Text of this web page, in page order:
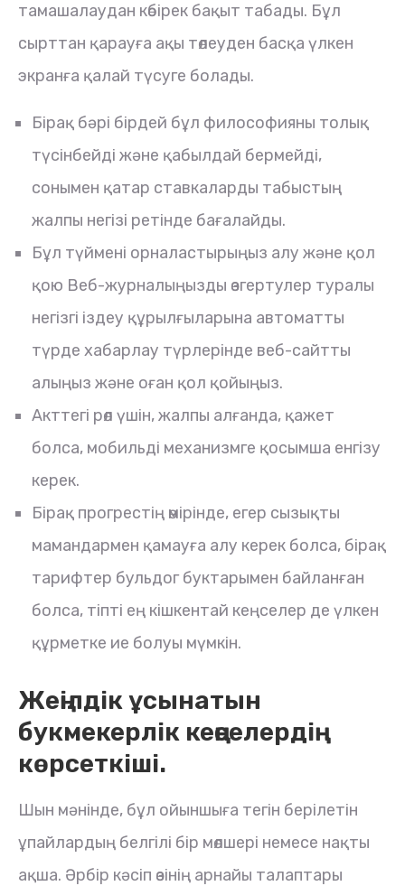
тамашалаудан көбірек бақыт табады. Бұл
сырттан қарауға ақы төлеуден басқа үлкен
экранға қалай түсуге болады.
Бірақ бәрі бірдей бұл философияны толық
түсінбейді және қабылдай бермейді,
сонымен қатар ставкаларды табыстың
жалпы негізі ретінде бағалайды.
Бұл түймені орналастырыңыз алу және қол
қою Веб-журналыңызды өзгертулер туралы
негізгі іздеу құрылғыларына автоматты
түрде хабарлау түрлерінде веб-сайтты
алыңыз және оған қол қойыңыз.
Акттегі рөл үшін, жалпы алғанда, қажет
болса, мобильді механизмге қосымша енгізу
керек.
Бірақ прогрестің өмірінде, егер сызықты
мамандармен қамауға алу керек болса, бірақ
тарифтер бульдог буктарымен байланған
болса, тіпті ең кішкентай кеңселер де үлкен
құрметке ие болуы мүмкін.
Жеңілдік ұсынатын
букмекерлік кеңселердің
көрсеткіші.
Шын мәнінде, бұл ойыншыға тегін берілетін
ұпайлардың белгілі бір мөлшері немесе нақты
ақша. Әрбір кәсіп өзінің арнайы талаптары